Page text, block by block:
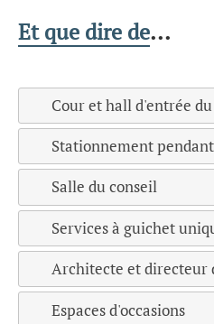
Et que dire de...
Cour et hall d'entrée
Stationnement
Salle du conseil
Services à guichet
Architecte et directeur
Espaces d'occasions